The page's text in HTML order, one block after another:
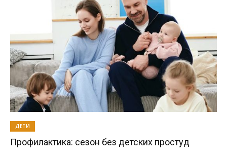
ДЕТИ
Профилактика: сезон без детских простуд